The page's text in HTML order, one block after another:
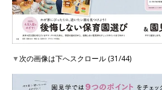
▼次の画像は下へスクロール (31/44)